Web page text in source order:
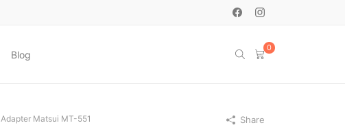
Blog
0
Matsui MT-551 Share